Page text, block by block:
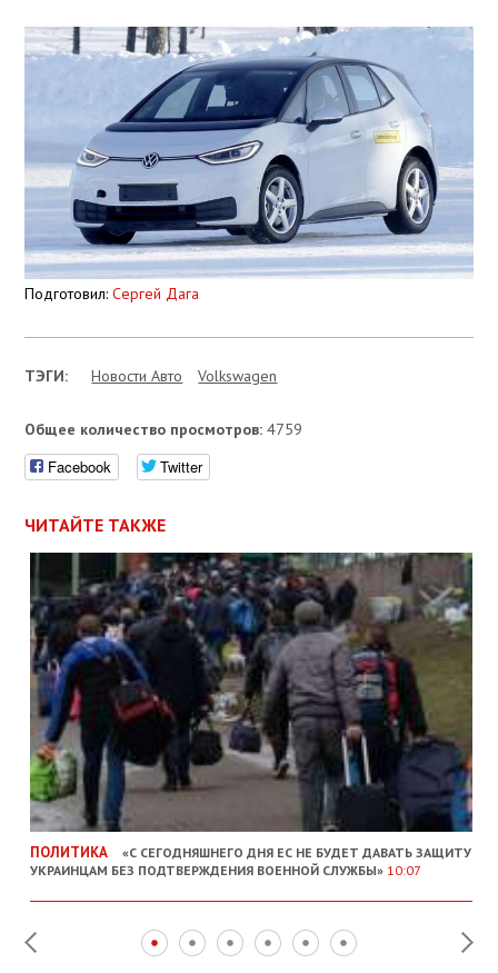
Подготовил:Сергей Дага
ТЭГИ: Новости Авто Volkswagen
Общее количество просмотров: 4759
Facebook Twitter
ЧИТАЙТЕ ТАКЖЕ
ПОЛИТИКА
«С СЕГОДНЯШНЕГО ДНЯ ЕС НЕ БУДЕТ ДАВАТЬ ЗАЩИТУ
УКРАИНЦАМ БЕЗ ПОДТВЕРЖДЕНИЯ ВОЕННОЙ СЛУЖБЫ» 10:07